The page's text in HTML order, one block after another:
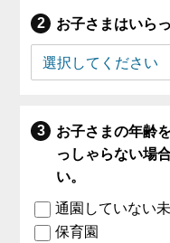
お子さまはいら
お子さまの年齢
っしゃらない場
い。
通園していない
保育園